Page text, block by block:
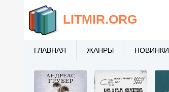
LITMIR.ORG
ГЛАВНАЯ ЖАНРЫ НОВИНКИ